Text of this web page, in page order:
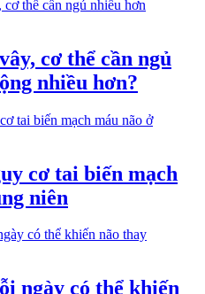
cơ thể cần ngủ
nhiều hơn?
cơ tai biến mạch
niên
ngày có thể khiến